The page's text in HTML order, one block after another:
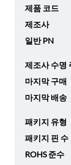
제품 코드
제조사
일반 PN
제조사 수명
마지막 구매
마지막 배송
패키지 유형
패키지 핀 수
ROHS 준수